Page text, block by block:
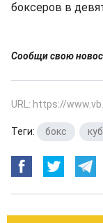
боксеров в
Сообщи свою
URL: https://
Теги: бокс